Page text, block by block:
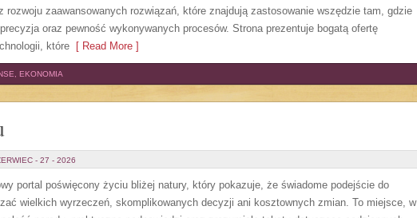
rozwoju zaawansowanych rozwiązań, które znajdują zastosowanie wszędzie tam, gdzie
oraz pewność wykonywanych procesów. Strona prezentuje bogatą ofertę
które [ Read More ]
EKONOMIA
- 27 - 2026
portal poświęcony życiu bliżej natury, który pokazuje, że świadome podejście do
wielkich wyrzeczeń, skomplikowanych decyzji ani kosztownych zmian. To miejsce, w